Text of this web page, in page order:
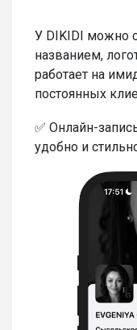
У DIKIDI можно
названием,
работает на
постоянных
✅ Онлайн-
удобно и